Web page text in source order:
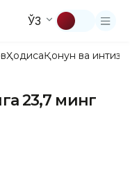
ЎЗ
ҲодисаҚонун ва
23,7 минг